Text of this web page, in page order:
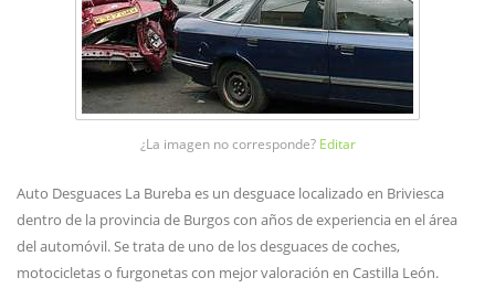
¿La imagen no corresponde? Editar
Auto Desguaces La Bureba es un desguace localizado en Briviesca
dentro de la provincia de Burgos con años de experiencia en el área
del automóvil. Se trata de uno de los desguaces de coches,
motocicletas o furgonetas con mejor valoración en Castilla León.